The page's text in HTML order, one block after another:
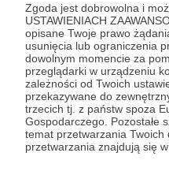
Zgoda jest dobrowolna i
USTAWIENIACH
opisane Twoje prawo
usunięcia lub ograniczenia
dowolnym momencie za
przeglądarki w urządzeniu
zależności od Twoich
przekazywane do
trzecich tj. z państw spoza
Gospodarczego. Pozostałe
temat przetwarzania Twoich
przetwarzania znajdują się
roślinami w naszym
Chcemy Ci
pod właśnie tą
imię i nazwisko (lub
podziękuje Ci cieniem
W ramach tego progu